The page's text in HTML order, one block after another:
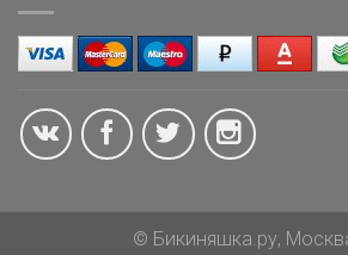
© Бикиняшка.ру,